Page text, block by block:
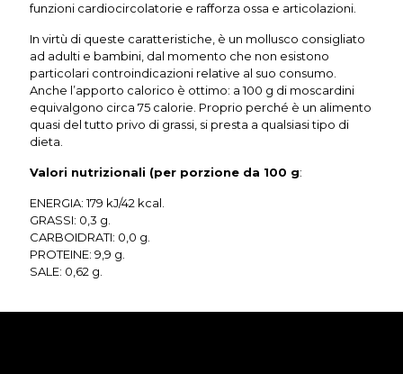
funzioni cardiocircolatorie e rafforza ossa e articolazioni.
In virtù di queste caratteristiche, è un mollusco consigliato
ad adulti e bambini, dal momento che non esistono
particolari controindicazioni relative al suo consumo.
Anche l’apporto calorico è ottimo: a 100 g di moscardini
equivalgono circa 75 calorie. Proprio perché è un alimento
quasi del tutto privo di grassi, si presta a qualsiasi tipo di
dieta.
Valori nutrizionali (per porzione da 100 g:
ENERGIA: 179 kJ/42 kcal.
GRASSI: 0,3 g.
CARBOIDRATI: 0,0 g.
PROTEINE: 9,9 g.
SALE: 0,62 g.